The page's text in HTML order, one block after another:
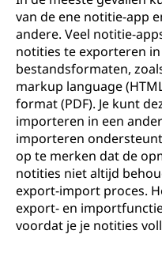
van de ene notitie-app
andere. Veel notitie-
notities te exporteren
bestandsformaten,
markup language
format (PDF). Je kunt
importeren in een
importeren
op te merken dat de
notities niet altijd
export-import proces.
export- en
voordat je je notities